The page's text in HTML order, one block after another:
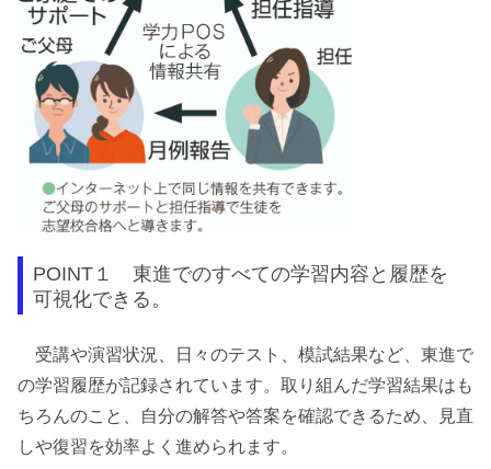
POINT１ 東進でのすべての学習内容と履歴を
可視化できる。
受講や演習状況、日々のテスト、模試結果など、東進で
の学習履歴が記録されています。取り組んだ学習結果はも
ちろんのこと、自分の解答や答案を確認できるため、見直
しや復習を効率よく進められます。